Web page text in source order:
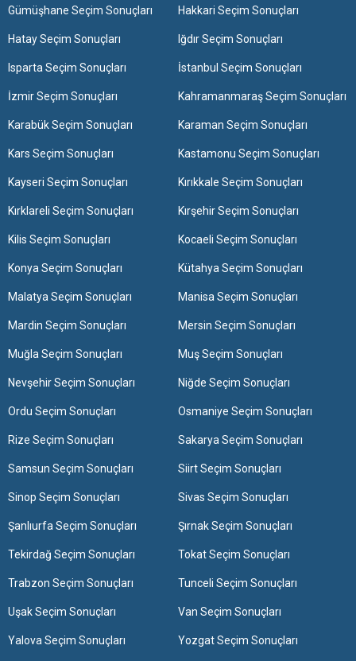
Gümüşhane Seçim Sonuçları Hakkari Seçim Sonuçları
Hatay Seçim Sonuçları Iğdır Seçim Sonuçları
Isparta Seçim Sonuçları İstanbul Seçim Sonuçları
İzmir Seçim Sonuçları Kahramanmaraş Seçim Sonuçları
Karabük Seçim Sonuçları Karaman Seçim Sonuçları
Kars Seçim Sonuçları Kastamonu Seçim Sonuçları
Kayseri Seçim Sonuçları Kırıkkale Seçim Sonuçları
Kırklareli Seçim Sonuçları Kırşehir Seçim Sonuçları
Kilis Seçim Sonuçları Kocaeli Seçim Sonuçları
Konya Seçim Sonuçları Kütahya Seçim Sonuçları
Malatya Seçim Sonuçları Manisa Seçim Sonuçları
Mardin Seçim Sonuçları Mersin Seçim Sonuçları
Muğla Seçim Sonuçları Muş Seçim Sonuçları
Nevşehir Seçim Sonuçları Niğde Seçim Sonuçları
Ordu Seçim Sonuçları Osmaniye Seçim Sonuçları
Rize Seçim Sonuçları Sakarya Seçim Sonuçları
Samsun Seçim Sonuçları Siirt Seçim Sonuçları
Sinop Seçim Sonuçları Sivas Seçim Sonuçları
Şanlıurfa Seçim Sonuçları Şırnak Seçim Sonuçları
Tekirdağ Seçim Sonuçları Tokat Seçim Sonuçları
Trabzon Seçim Sonuçları Tunceli Seçim Sonuçları
Uşak Seçim Sonuçları Van Seçim Sonuçları
Yalova Seçim Sonuçları Yozgat Seçim Sonuçları